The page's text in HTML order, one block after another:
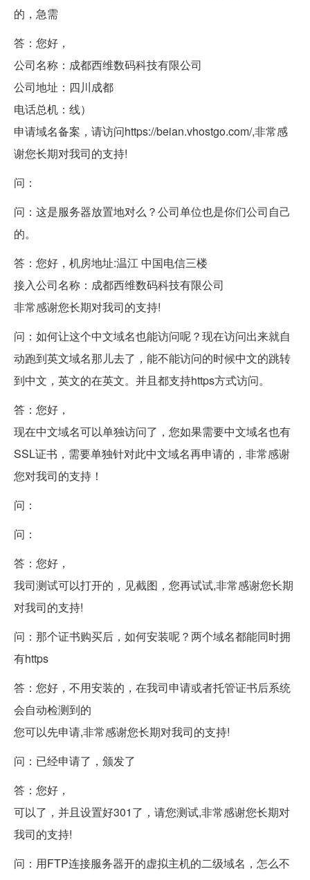
的，急需
答：您好，
公司名称：成都西维数码科技有限公司
公司地址：四川成都
电话总机：线）
申请域名备案，请访问https://beian.vhostgo.com/,非常感
谢您长期对我司的支持!
问：
问：这是服务器放置地对么？公司单位也是你们公司自己
的。
答：您好，机房地址:温江 中国电信三楼
接入公司名称：成都西维数码科技有限公司
非常感谢您长期对我司的支持!
问：如何让这个中文域名也能访问呢？现在访问出来就自
动跑到英文域名那儿去了，能不能访问的时候中文的跳转
到中文，英文的在英文。并且都支持https方式访问。
答：您好，
现在中文域名可以单独访问了，您如果需要中文域名也有
SSL证书 ，需要单独针对此中文域名再申请的，非常感谢
您对我司的支持！
问：
问：
答：您好，
我司测试可以打开的，见截图，您再试试,非常感谢您长期
对我司的支持!
问：那个证书购买后，如何安装呢？两个域名都能同时拥
有https
答：您好，不用安装的，在我司申请或者托管证书后系统
会自动检测到的
您可以先申请,非常感谢您长期对我司的支持!
问：已经申请了，颁发了
答：您好，
可以了，并且设置好301了，请您测试,非常感谢您长期对
我司的支持!
问：用FTP连接服务器开的虚拟主机的二级域名，怎么不